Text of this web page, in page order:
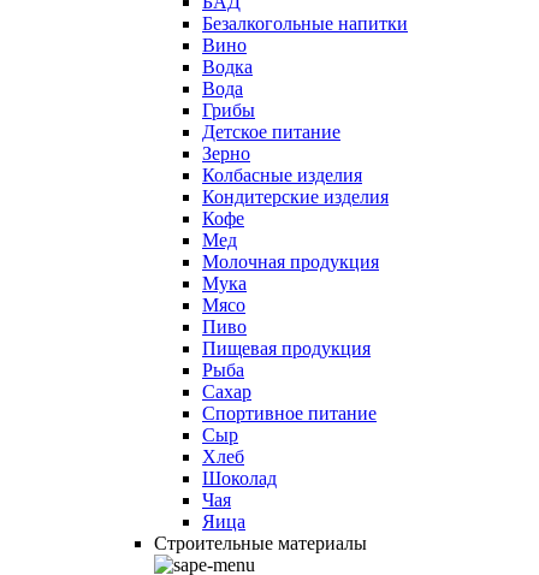
Безалкогольные напитки
Вино
Водка
Вода
Грибы
Детское питание
Зерно
Колбасные изделия
Кондитерские изделия
Кофе
Мед
Молочная продукция
Мука
Мясо
Пиво
Пищевая продукция
Рыба
Сахар
Спортивное питание
Сыр
Хлеб
Шоколад
Чая
Яица
Строительные материалы